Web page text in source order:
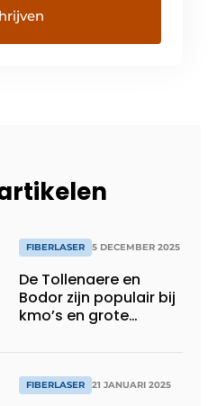
FIBERLASER 5 DECEMBER 2025
De Tollenaere en
Bodor zijn populair bij
kmo’s en grote
FIBERLASER 21 JANUARI 2025